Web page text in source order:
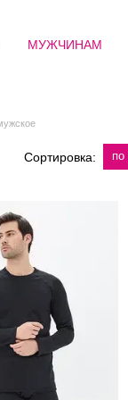
МУЖЧИНАМ
Сортировка: по